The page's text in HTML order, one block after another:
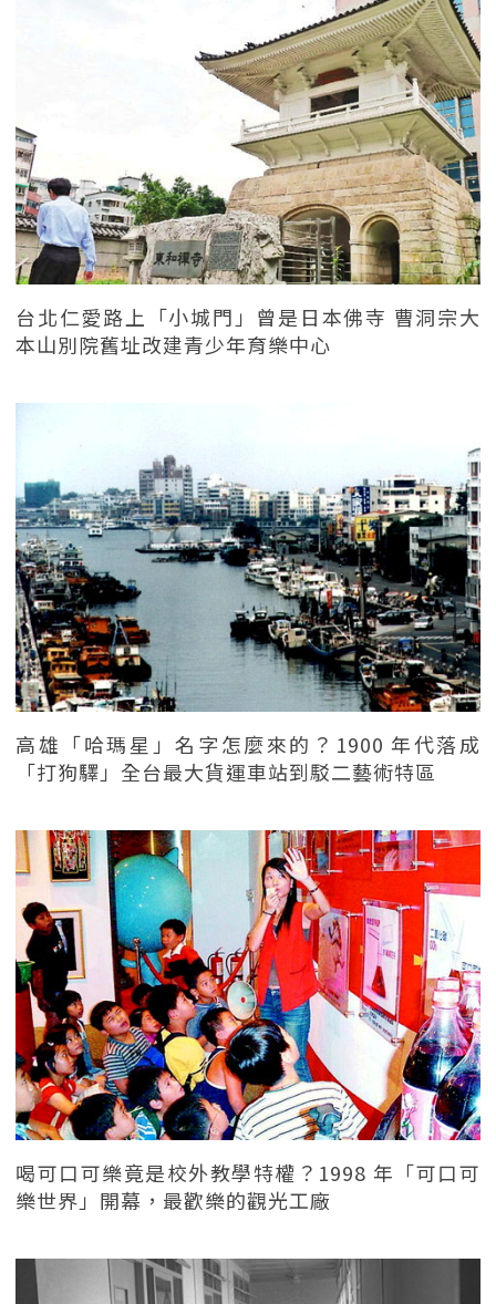
台北仁愛路上「小城門」曾是日本佛寺 曹洞宗大
本山別院舊址改建青少年育樂中心
高雄「哈瑪星」名字怎麼來的？1900 年代落成
「打狗驛」全台最大貨運車站到駁二藝術特區
喝可口可樂竟是校外教學特權？1998 年「可口可
樂世界」開幕，最歡樂的觀光工廠